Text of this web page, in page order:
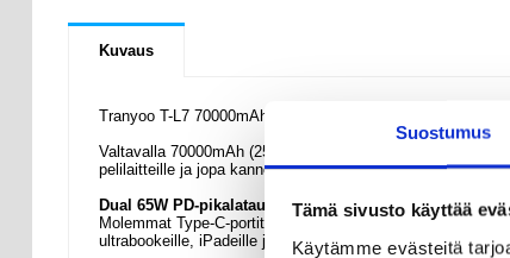
Suostumus
Tämä sivusto käyttää
Käytämme evästeitä
Kuvaus
Tranyoo T-L7 70000mAh Powerbank - PD 65W
Valtavalla 70000mAh (259Wh) litiumpolymeeriakulla
pelilaitteille ja jopa kannettaville tietokoneille -
Dual 65W PD-pikalataus
Molemmat Type-C-portit tukevat 65W Power Deliverya,
ultrabookeille, iPadeille ja lippulaivaälypuhelimille. Nopea,